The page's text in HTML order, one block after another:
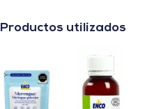
Productos utilizados